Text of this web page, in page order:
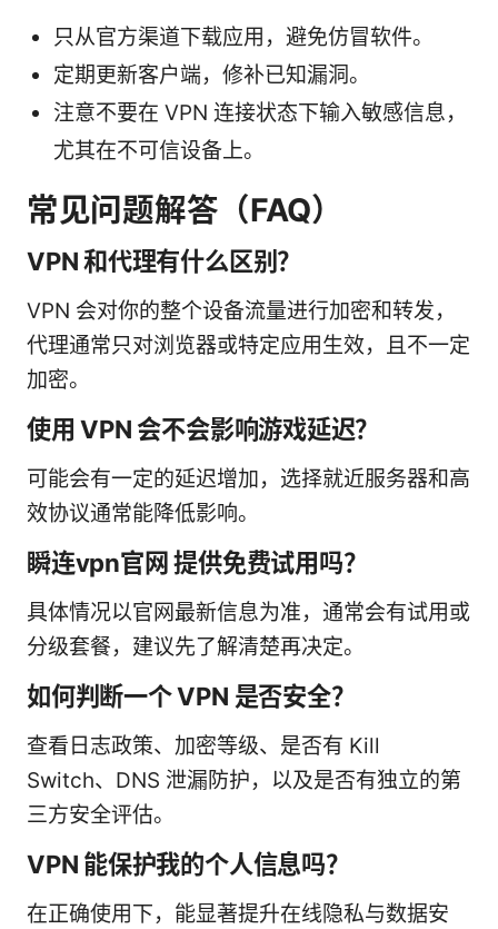
只从官方渠道下载应用，避免仿冒软件。
定期更新客户端，修补已知漏洞。
注意不要在 VPN 连接状态下输入敏感信息，
尤其在不可信设备上。
常见问题解答（FAQ）
VPN 和代理有什么区别？
VPN 会对你的整个设备流量进行加密和转发，
代理通常只对浏览器或特定应用生效，且不一定
加密。
使用 VPN 会不会影响游戏延迟？
可能会有一定的延迟增加，选择就近服务器和高
效协议通常能降低影响。
瞬连vpn官网 提供免费试用吗？
具体情况以官网最新信息为准，通常会有试用或
分级套餐，建议先了解清楚再决定。
如何判断一个 VPN 是否安全？
查看日志政策、加密等级、是否有 Kill
Switch、DNS 泄漏防护，以及是否有独立的第
三方安全评估。
VPN 能保护我的个人信息吗？
在正确使用下，能显著提升在线隐私与数据安